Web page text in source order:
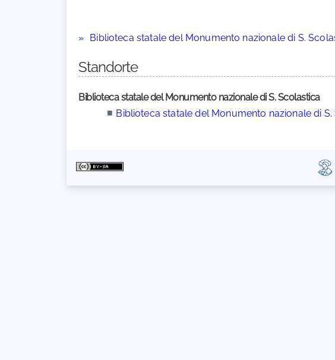
Biblioteca statale del Monumento nazionale di S.
Standorte
Biblioteca statale del Monumento nazionale di S. Scolastica
■ Biblioteca statale del Monumento nazionale di S.